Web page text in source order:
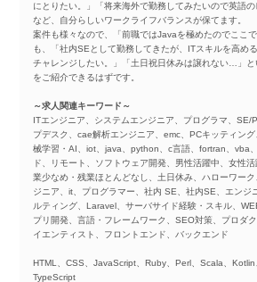
にとりたい。」「将来海外で勤務してみたいので英語の
など、自分らしいワークライフバランスが保てます。
案件も様々なので、「前職ではJavaを極めたのでここ
も、「社内SEとして勤務してきたが、ITスキルを高め
チャレンジしたい。」「土日祝日休みは譲れない…」
をご紹介できるはずです。
～求人関連キーワード～
ITエンジニア、システムエンジニア、プログラマ、SE/
プデスク、cae解析エンジニア、emc、PCキッティン
械学習・AI、iot、java、python、c言語、fortran、vba
ド、リモート、ソフトウェア開発、男性活躍中、女性
業少なめ・残業ほとんどなし、土日休み、ハローワー
ジニア、it、プログラマー、社内 SE、社内SE、エンジ
ルティング、Laravel、サーバサイド経験・スキル、
プリ開発、言語・フレームワーク、SEO対策、プロダ
イエンティスト、フロントエンド、バックエンド
HTML、CSS、JavaScript、Ruby、Perl、Scala、Kotlin
TypeScript